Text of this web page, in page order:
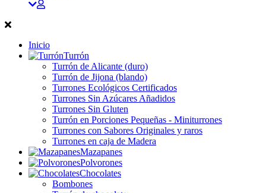
Inicio
Turrón
Turrón de Alicante (duro)
Turrón de Jijona (blando)
Turrones Ecológicos Certificados
Turrones Sin Azúcares Añadidos
Turrones Sin Gluten
Turrón en Porciones Pequeñas - Miniturrones
Turrones con Sabores Originales y raros
Turrones en caja de Madera
Mazapanes
Polvorones
Chocolates
Bombones